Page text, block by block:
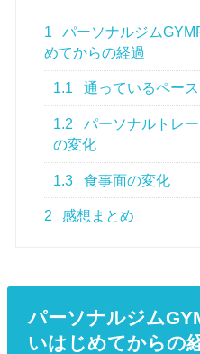
1
パーソナルジム
めてからの経過
1.1 通っているペース
1.2
パーソナルトレ
の変化
1.3 食事面の変化
2 感想まとめ
パーソナルジム
いはじめてからの